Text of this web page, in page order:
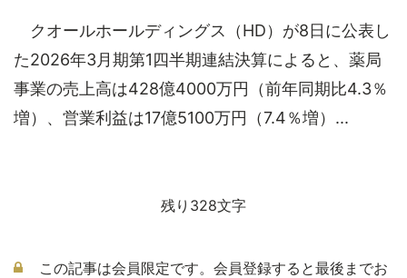
クオールホールディングス（HD）が8日に公表し
た2026年3月期第1四半期連結決算によると、薬局
事業の売上高は428億4000万円（前年同期比4.3％
増）、営業利益は17億5100万円（7.4％増）...
残り328文字
この記事は会員限定です。会員登録すると最後までお